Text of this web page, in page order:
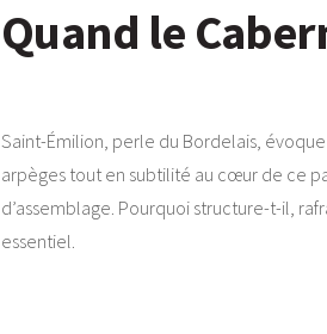
Quand le
Saint-Émilion, perle du Bordelais,
arpèges tout en subtilité au cœur de ce
d’assemblage. Pourquoi structure-t-il,
essentiel.